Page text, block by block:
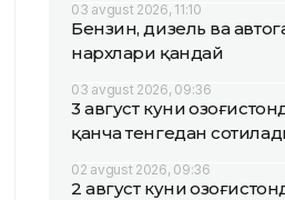
03 avgust 2026, 11:10
Бензин, дизель ва
нархлари қандай
03 avgust 2026, 09:36
3 август куни
қанча тенгедан
02 avgust 2026, 09:36
2 август куни